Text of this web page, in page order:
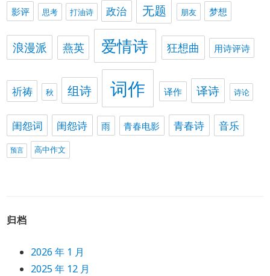
影评 思考 打油诗 政治 无题 朋友 梦想
浪漫派 燕英 爱情诗 狂想曲 用诗评诗
祈祷 秋 组诗 词作 译作 译诗 诗论
闺怨词 闺怨诗 雨 青春电影 青春诗 音乐
预言 高中作文
归档
2026 年 1 月
2025 年 12 月